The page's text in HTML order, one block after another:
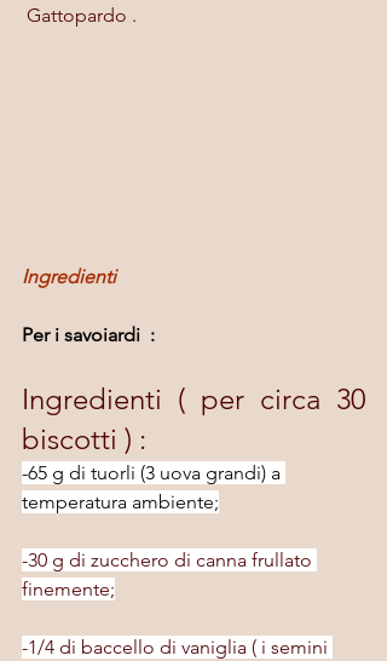
Gattopardo .
Ingredienti
Per i savoiardi  :
Ingredienti ( per circa 30
biscotti ) :
-65 g di tuorli (3 uova grandi) a
temperatura ambiente;
-30 g di zucchero di canna frullato
finemente;
-1/4 di baccello di vaniglia ( i semini